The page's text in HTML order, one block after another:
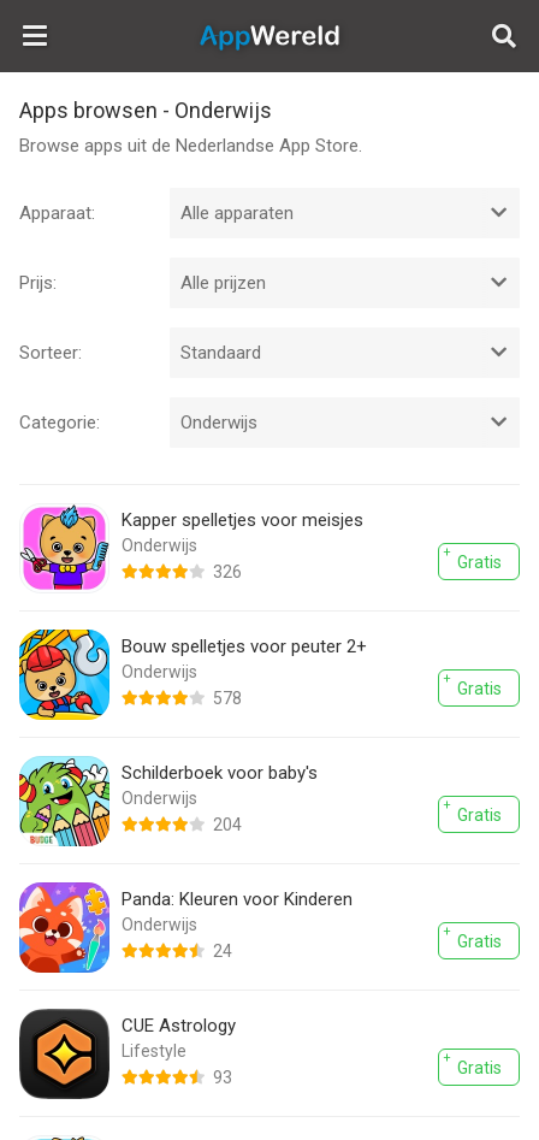
AppWereld
Apps browsen - Onderwijs
Browse apps uit de Nederlandse App Store.
Apparaat:
Prijs:
Sorteer:
Categorie:
Kapper spelletjes voor meisjes
326
Onderwijs
Gratis
Bouw spelletjes voor peuter 2+
578
Onderwijs
Gratis
Schilderboek voor baby's
204
Onderwijs
Gratis
Panda: Kleuren voor Kinderen
24
Onderwijs
Gratis
CUE Astrology
93
Lifestyle
Gratis